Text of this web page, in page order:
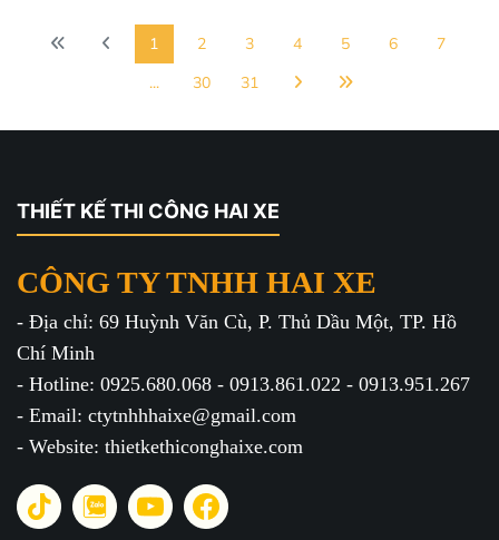
1 2 3 4 5 6
7
...
30 31
THIẾT KẾ THI CÔNG HAI XE
CÔNG TY TNHH HAI XE
- Địa chỉ: 69 Huỳnh Văn Cù, P. Thủ Dầu Một, TP. Hồ
Chí Minh
- Hotline: 0925.680.068 - 0913.861.022 - 0913.951.267
- Email: ctytnhhhaixe@gmail.com
- Website: thietkethiconghaixe.com